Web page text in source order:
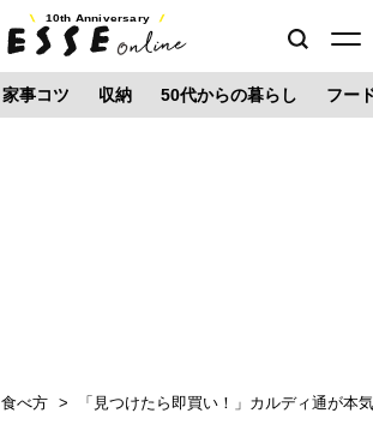
10th Anniversary
家事コツ 収納 50代からの暮らし フー
食べ方 「見つけたら即買い！」カルディ通が本